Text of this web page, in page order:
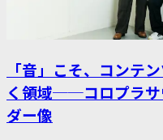
「音」こそ、コンテ
く領域──コロプラサ
ダー像